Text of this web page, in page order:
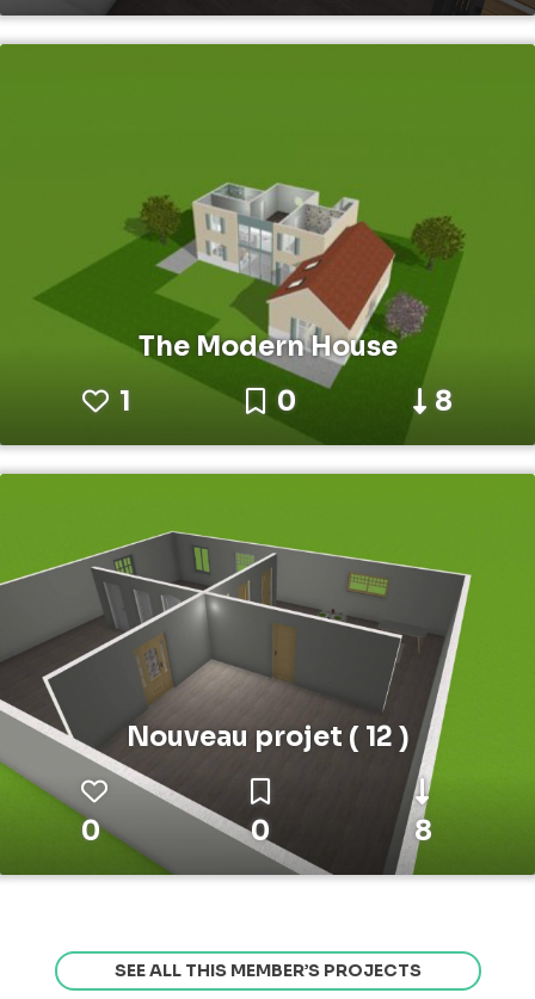
The Modern House
1
0 8
Nouveau projet ( 12 )
0 0 8
SEE ALL THIS MEMBER’S PROJECTS